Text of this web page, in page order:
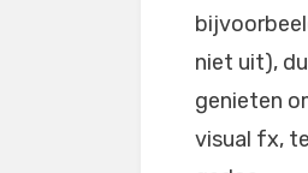
niet uit),
genieten
visual fx,